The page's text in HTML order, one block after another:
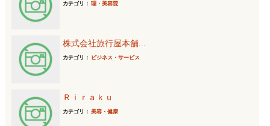
カテゴリ： 理・美容院
株式会社旅行屋本舗...
カテゴリ： ビジネス・サービス
Ｒｉｒａｋｕ
カテゴリ： 美容・健康